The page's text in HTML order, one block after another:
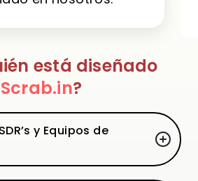
está diseñado
Scrab.in?
y Equipos de